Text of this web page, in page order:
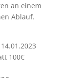
an einem
Ablauf.
100€